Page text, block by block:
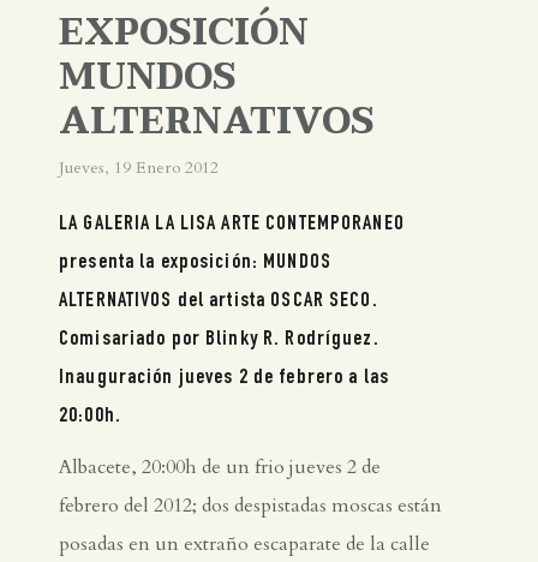
EXPOSICIÓN
MUNDOS
ALTERNATIVOS
Jueves, 19 Enero 2012
LA GALERIA LA LISA ARTE CONTEMPORANEO
presenta la exposición: MUNDOS
ALTERNATIVOS del artista OSCAR SECO.
Comisariado por Blinky R. Rodríguez.
Inauguración jueves 2 de febrero a las
20:00h.
Albacete, 20:00h de un frio jueves 2 de
febrero del 2012; dos despistadas moscas están
posadas en un extraño escaparate de la calle